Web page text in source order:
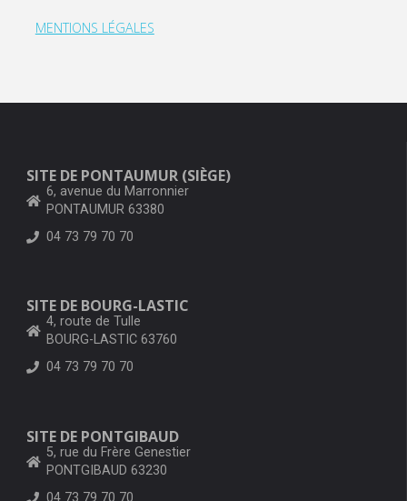
MENTIONS LÉGALES
SITE DE PONTAUMUR (SIÈGE)
6, avenue du Marronnier
PONTAUMUR 63380
04 73 79 70 70
SITE DE BOURG-LASTIC
4, route de Tulle
BOURG-LASTIC 63760
04 73 79 70 70
SITE DE PONTGIBAUD
5, rue du Frère Genestier
PONTGIBAUD 63230
04 73 79 70 70